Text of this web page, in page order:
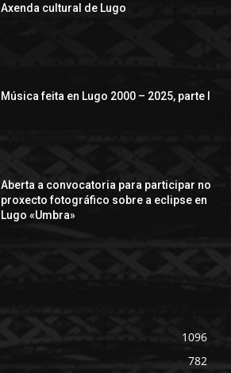
Axenda cultural de Lugo
Música feita en Lugo 2000 – 2025, parte I
Aberta a convocatoria para participar no
proxecto fotográfico sobre a eclipse en
Lugo «Umbra»
1096
782